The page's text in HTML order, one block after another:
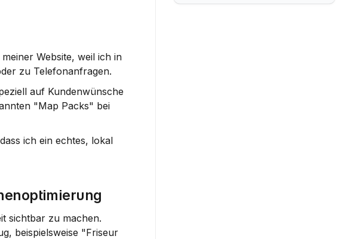
Website, weil ich in
zu Telefonanfragen.
auf Kundenwünsche
"Map Packs" bei
ich ein echtes, lokal
sichtbar zu machen.
beispielsweise "Friseur